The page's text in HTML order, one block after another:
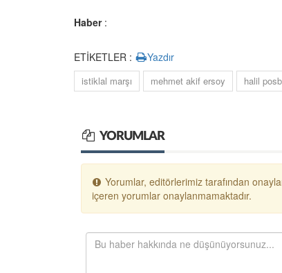
Haber:
ETİKETLER : Yazdır
istiklal marşı mehmet akif ersoy halil
YORUMLAR
Yorumlar, editörlerimiz tarafından
içeren yorumlar onaylanmamaktadır.